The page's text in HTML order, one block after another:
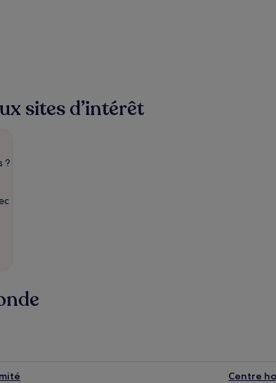
sites d’intérêt
?
Centre